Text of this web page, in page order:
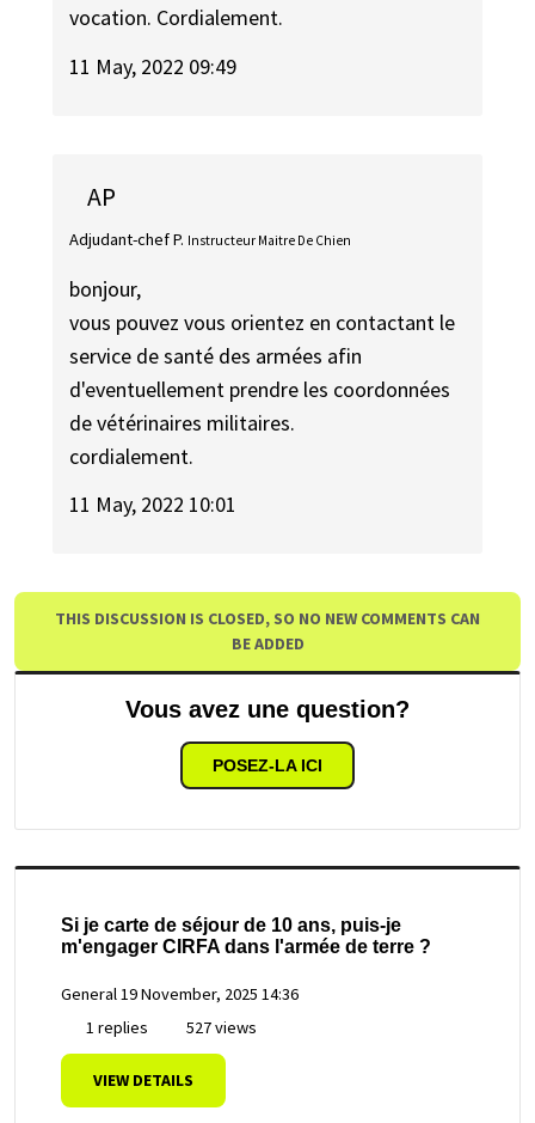
vocation. Cordialement.
11 May, 2022 09:49
AP
Adjudant-chef P. Instructeur Maitre De Chien
bonjour,
vous pouvez vous orientez en contactant le
service de santé des armées afin
d'eventuellement prendre les coordonnées
de vétérinaires militaires.
cordialement.
11 May, 2022 10:01
THIS DISCUSSION IS CLOSED, SO NO NEW COMMENTS CAN
BE ADDED
Vous avez une question?
POSEZ-LA ICI
Si je carte de séjour de 10 ans, puis-je
m'engager CIRFA dans l'armée de terre ?
General19 November, 2025 14:36
1 replies
527 views
VIEW DETAILS